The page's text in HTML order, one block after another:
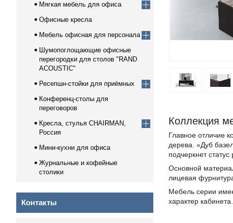
Коллекция
Главное отличие
дерева. «Дуб
подчеркнет
Основной
лицевая
Мебель серии
характер кабинета.
Мягкая мебель для офиса
Офисные кресла
Мебель офисная для персонала
Шумопоглощающие офисные
перегородки для столов "RAND
ACOUSTIC"
Ресепшн-стойки для приёмных
Конференц-столы для
переговоров
Кресла, стулья CHAIRMAN,
Россия
Мини-кухни для офиса
Журнальные и кофейные
столики
Контакты